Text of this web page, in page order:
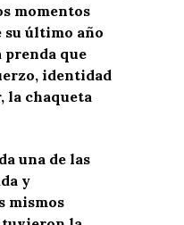
momentos
su último año
que
identidad
la chaqueta
una de las
y
mismos